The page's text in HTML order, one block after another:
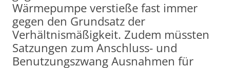
Wärmepumpe verstieße fast immer
gegen den Grundsatz der
Verhältnismäßigkeit. Zudem müssten
Satzungen zum Anschluss- und
Benutzungszwang Ausnahmen für